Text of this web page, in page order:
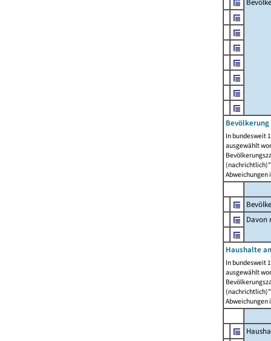
In bundesweit
ausgewählt
Abweichungen
Davon
Haushalte
In bundesweit
ausgewählt
Abweichungen